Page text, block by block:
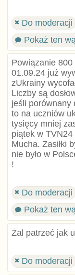
Do moderacji
Pokaż ten
Powiązanie
01.09.24 już
zUkrainy
Liczby są
jeśli porównany
to na uczniów
tysięcy mniej
piątek w
Mucha. Zasiłki
nie było w
!
Do moderacji
Pokaż ten
Żal patrzeć jak
Do moderacji